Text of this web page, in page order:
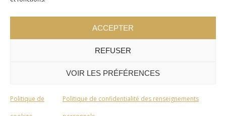
ACCEPTER
REFUSER
VOIR LES PRÉFÉRENCES
Politique de Politique de confidentialité des renseignements
© 2024 Cercle Kaizen. Tous droits réservés -